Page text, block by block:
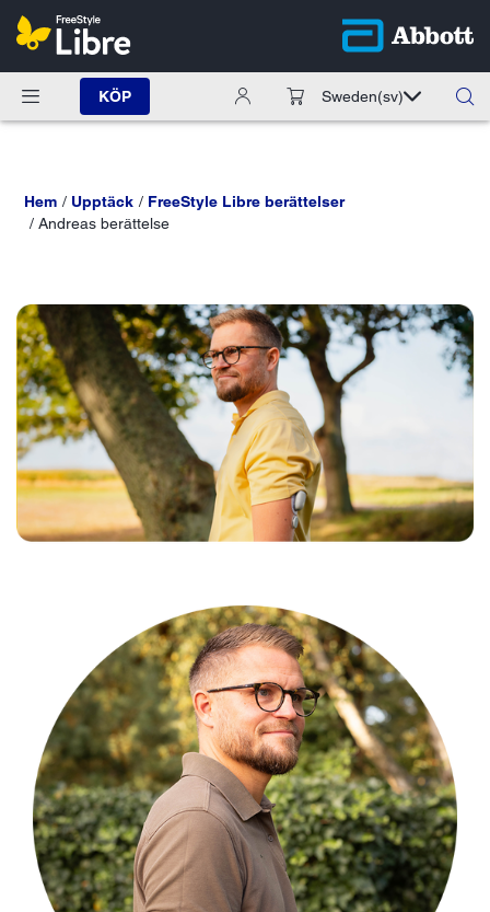
KÖP Sweden(sv)
Hem Upptäck
FreeStyle Libre berättelser
Andreas berättelse